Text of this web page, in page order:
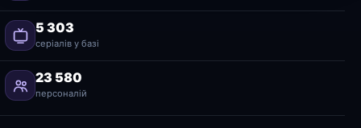
5 303
серіалів у базі
23 580
персоналій